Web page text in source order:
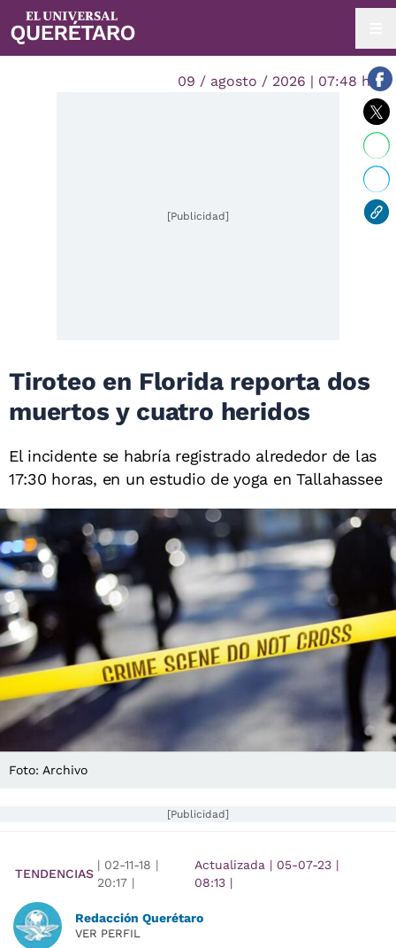
09 / agosto / 2026 | 07:48 hrs.
[Publicidad]
Tiroteo en Florida reporta dos
muertos y cuatro heridos
El incidente se habría registrado alrededor de las
17:30 horas, en un estudio de yoga en Tallahassee
Foto: Archivo
[Publicidad]
TENDENCIAS
| 02-11-18 |
20:17 |
Actualizada | 05-07-23 |
08:13 |
Redacción Querétaro
VER PERFIL